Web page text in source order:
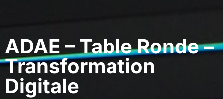
ADAE – Table Ronde –
Transformation
Digitale